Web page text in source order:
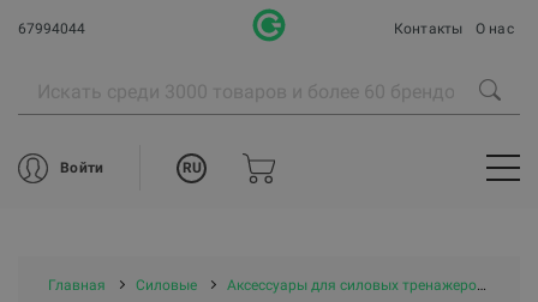
67994044 Контакты О нас
Войти RU
Главная Силовые Аксессуары для силовых тренажеров